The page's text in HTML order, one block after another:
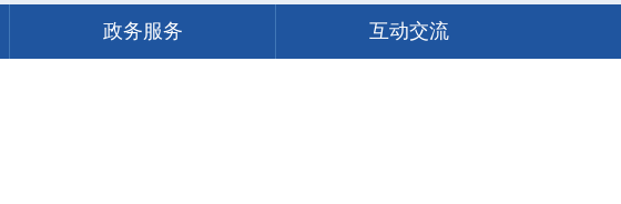
政务服务 互动交流